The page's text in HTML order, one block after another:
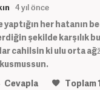
4 yıl önce
yaptığın her hatanın
şekilde karşılık
cahilsin ki ulu orta
Cevapla Toplam